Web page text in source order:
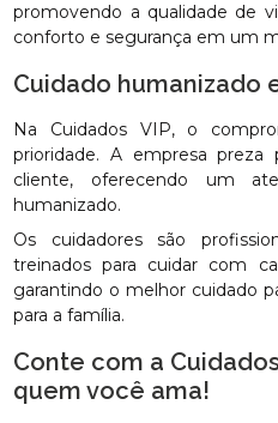
promovendo a qualidade de
conforto e segurança em um
Cuidado humanizado
Na Cuidados VIP, o
prioridade. A empresa preza
cliente, oferecendo um
humanizado.
Os cuidadores são
treinados para cuidar com
garantindo o melhor cuidado
para a família.
Conte com a
quem você ama!